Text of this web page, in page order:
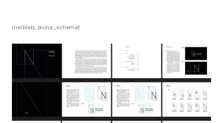
medilab_ikona_schemat